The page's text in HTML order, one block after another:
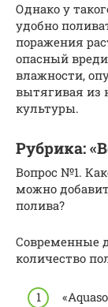
Однако у
удобно
поражения
опасный
влажности,
вытягивая из
культуры.
Рубрика:
Вопрос №1.
можно
полива?
Современные
количество